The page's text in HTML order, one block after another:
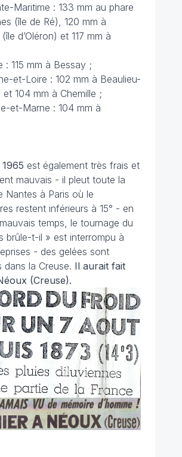
Maritime : 133 mm au phare
(île de Ré), 120 mm à
d’Oléron) et 117 mm à
: 115 mm à Bessay ;
et-Loire : 102 mm à Beaulieu-
104 mm à Chemille ;
et-Marne : 104 mm à
est également très frais et
mauvais - il pleut toute la
Nantes à Paris où le
restent inférieurs à 15° - en
temps, le tournage du
brûle-t-il » est interrompu à
- des gelées sont
dans la Creuse. Il aurait fait
(Creuse).